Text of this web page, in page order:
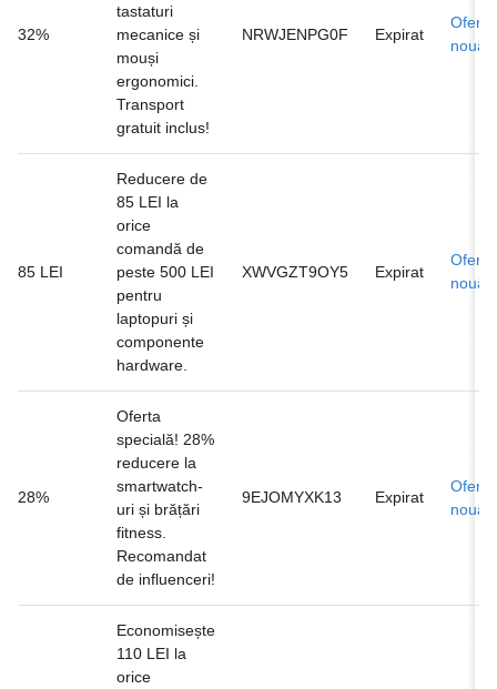
32%
tastaturi
mecanice și
mouși
ergonomici.
Transport
gratuit inclus!
NRWJENPG0F Expirat
Ofertă
nouă
85 LEI
Reducere de
85 LEI la
orice
comandă de
peste 500 LEI
pentru
laptopuri și
componente
hardware.
XWVGZT9OY5 Expirat
Ofertă
nouă
28%
Oferta
specială! 28%
reducere la
smartwatch-
uri și brățări
fitness.
Recomandat
de influenceri!
9EJOMYXK13 Expirat
Ofertă
nouă
Economisește
110 LEI la
orice